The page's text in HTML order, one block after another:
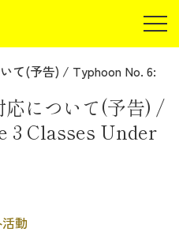
学生の方
人の方
・研究者の方
JP EN
て(予告) / Typhoon No. 6:
応について(予告) /
3 Classes Under
動